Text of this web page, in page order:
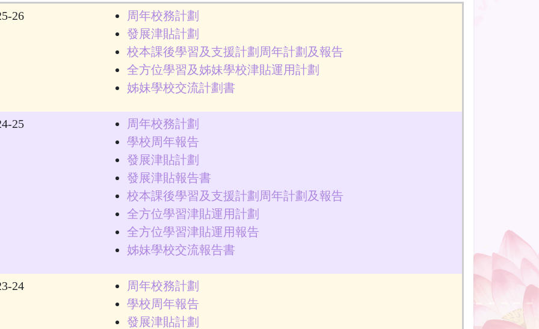
26
周年校務計劃
發展津貼計劃
校本課後學習及支援計劃周年計劃及報告
全方位學習及姊妹學校津貼運用計劃
姊妹學校交流計劃書
25
周年校務計劃
學校周年報告
發展津貼計劃
發展津貼報告書
校本課後學習及支援計劃周年計劃及報告
全方位學習津貼運用計劃
全方位學習津貼運用報告
姊妹學校交流報告書
24
周年校務計劃
學校周年報告
發展津貼計劃